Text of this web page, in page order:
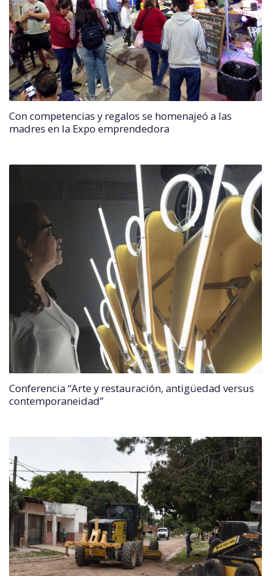
Con competencias y regalos se homenajeó a las
madres en la Expo emprendedora
Conferencia “Arte y restauración, antigüedad versus
contemporaneidad”